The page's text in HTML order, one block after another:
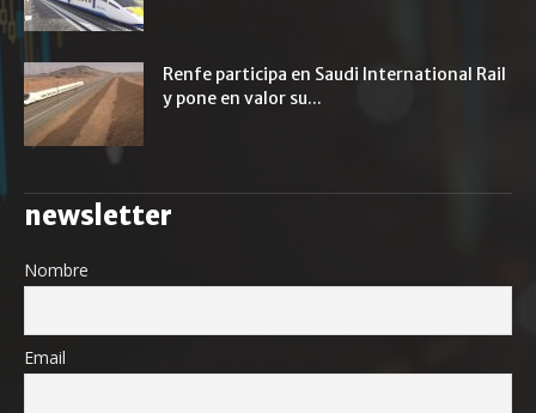
Renfe participa en Saudi International Rail
y pone en valor su...
newsletter
Nombre
Email